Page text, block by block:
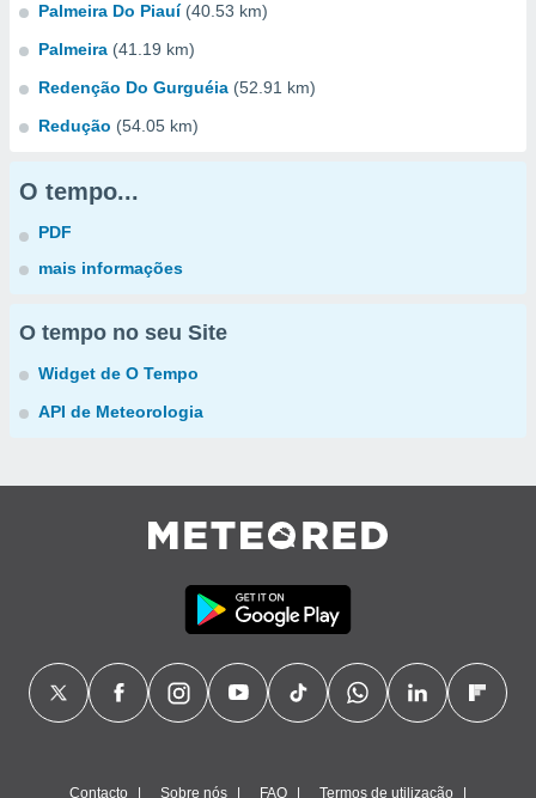
Palmeira Do Piauí (40.53 km)
Palmeira (41.19 km)
Redenção Do Gurguéia (52.91 km)
Redução (54.05 km)
O tempo...
PDF
mais informações
O tempo no seu Site
Widget de O Tempo
API de Meteorologia
Contacto Sobre nós FAQ Termos de utilização